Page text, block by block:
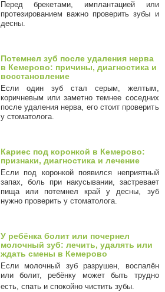
Перед брекетами, имплантацией или
протезированием важно проверить зубы и
десны.
Потемнел зуб после удаления нерва
в Кемерово: причины, диагностика и
восстановление
Если один зуб стал серым, желтым,
коричневым или заметно темнее соседних
после удаления нерва, его стоит проверить
у стоматолога.
Кариес под коронкой в Кемерово:
признаки, диагностика и лечение
Если под коронкой появился неприятный
запах, боль при накусывании, застревает
пища или потемнел край у десны, зуб
нужно проверить у стоматолога.
У ребёнка болит или почернел
молочный зуб: лечить, удалять или
ждать смены в Кемерово
Если молочный зуб разрушен, воспалён
или болит, ребёнку может быть трудно
есть, спать и спокойно чистить зубы.